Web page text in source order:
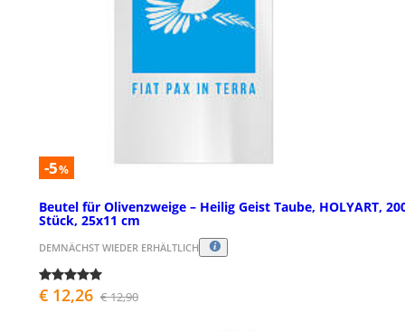
-5%
Beutel für Olivenzweige – Heilig Geist Taube, HOLYART,
Stück, 25x11 cm
DEMNÄCHST WIEDER ERHÄLTLICH
€ 12,26 € 12,90